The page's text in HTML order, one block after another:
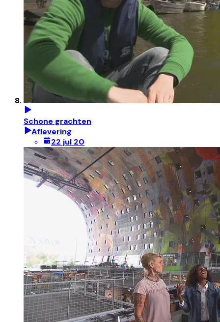
Schone grachten
Aflevering
22 jul 20